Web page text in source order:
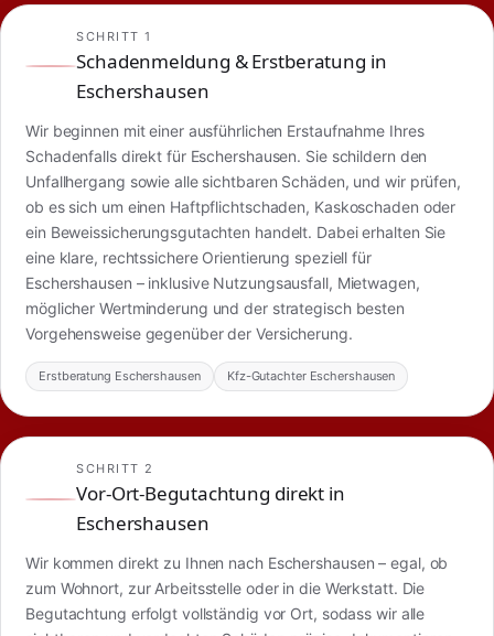
SCHRITT 1
Schadenmeldung & Erstberatung in
Eschershausen
Wir beginnen mit einer ausführlichen Erstaufnahme Ihres
Schadenfalls direkt für Eschershausen. Sie schildern den
Unfallhergang sowie alle sichtbaren Schäden, und wir prüfen,
ob es sich um einen Haftpflichtschaden, Kaskoschaden oder
ein Beweissicherungsgutachten handelt. Dabei erhalten Sie
eine klare, rechtssichere Orientierung speziell für
Eschershausen – inklusive Nutzungsausfall, Mietwagen,
möglicher Wertminderung und der strategisch besten
Vorgehensweise gegenüber der Versicherung.
Erstberatung Eschershausen Kfz-Gutachter Eschershausen
SCHRITT 2
Vor-Ort-Begutachtung direkt in
Eschershausen
Wir kommen direkt zu Ihnen nach Eschershausen – egal, ob
zum Wohnort, zur Arbeitsstelle oder in die Werkstatt. Die
Begutachtung erfolgt vollständig vor Ort, sodass wir alle